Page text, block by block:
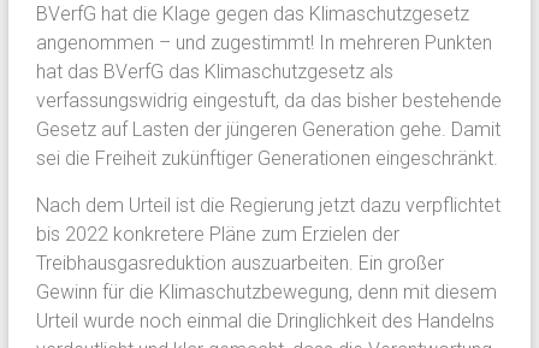
BVerfG hat die Klage gegen das Klimaschutzgesetz
angenommen – und zugestimmt! In mehreren Punkten
hat das BVerfG das Klimaschutzgesetz als
verfassungswidrig eingestuft, da das bisher bestehende
Gesetz auf Lasten der jüngeren Generation gehe. Damit
sei die Freiheit zukünftiger Generationen eingeschränkt.
Nach dem Urteil ist die Regierung jetzt dazu verpflichtet
bis 2022 konkretere Pläne zum Erzielen der
Treibhausgasreduktion auszuarbeiten. Ein großer
Gewinn für die Klimaschutzbewegung, denn mit diesem
Urteil wurde noch einmal die Dringlichkeit des Handelns